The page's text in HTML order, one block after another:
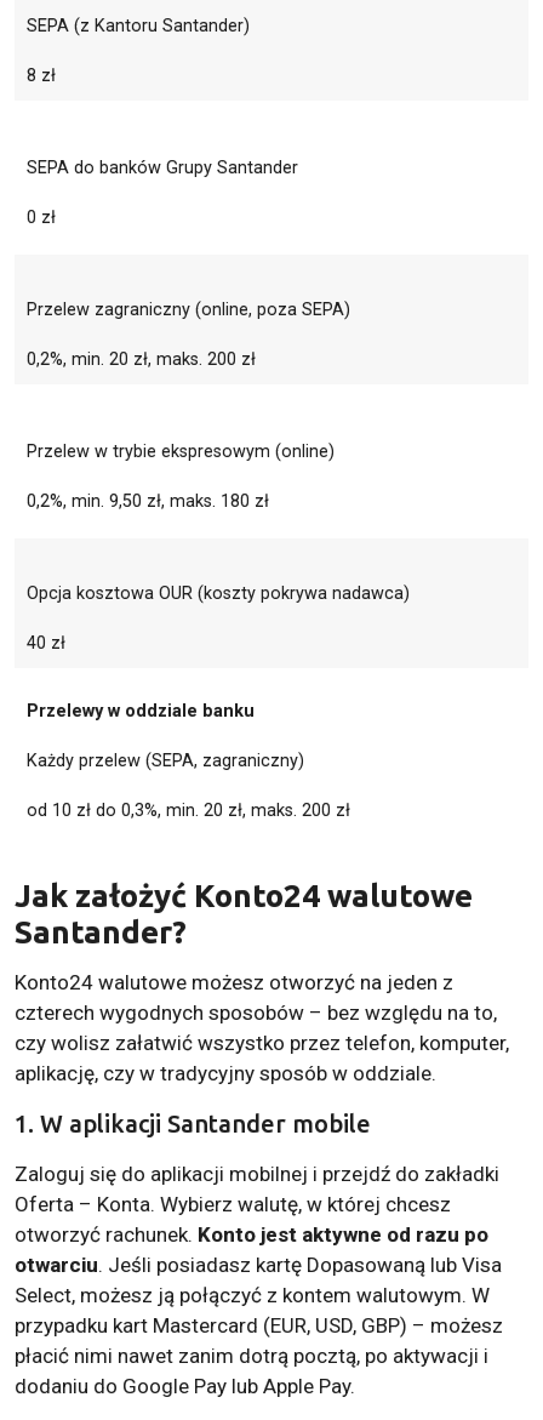
SEPA (z Kantoru Santander)
8 zł
SEPA do banków Grupy Santander
0 zł
Przelew zagraniczny (online, poza SEPA)
0,2%, min. 20 zł, maks. 200 zł
Przelew w trybie ekspresowym (online)
0,2%, min. 9,50 zł, maks. 180 zł
Opcja kosztowa OUR (koszty pokrywa nadawca)
40 zł
Przelewy w oddziale banku
Każdy przelew (SEPA, zagraniczny)
od 10 zł do 0,3%, min. 20 zł, maks. 200 zł
Jak założyć Konto24 walutowe
Santander?
Konto24 walutowe możesz otworzyć na jeden z
czterech wygodnych sposobów – bez względu na to,
czy wolisz załatwić wszystko przez telefon, komputer,
aplikację, czy w tradycyjny sposób w oddziale.
1. W aplikacji Santander mobile
Zaloguj się do aplikacji mobilnej i przejdź do zakładki
Oferta – Konta. Wybierz walutę, w której chcesz
otworzyć rachunek. Konto jest aktywne od razu po
otwarciu. Jeśli posiadasz kartę Dopasowaną lub Visa
Select, możesz ją połączyć z kontem walutowym. W
przypadku kart Mastercard (EUR, USD, GBP) – możesz
płacić nimi nawet zanim dotrą pocztą, po aktywacji i
dodaniu do Google Pay lub Apple Pay.